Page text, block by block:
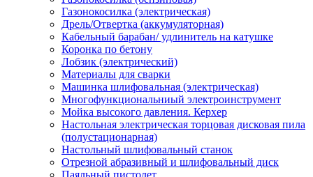
Газонокосилка (электрическая)
Дрель/Отвертка (аккумуляторная)
Кабельный барабан/ удлинитель на катушке
Коронка по бетону
Лобзик (электрический)
Материалы для сварки
Машинка шлифовальная (электрическая)
Многофункциональниый электроинструмент
Мойка высокого давления. Керхер
Настольная электрическая торцовая дисковая пила
(полустационарная)
Настольный шлифовальный станок
Отрезной абразивный и шлифовальный диск
Паяльный пистолет